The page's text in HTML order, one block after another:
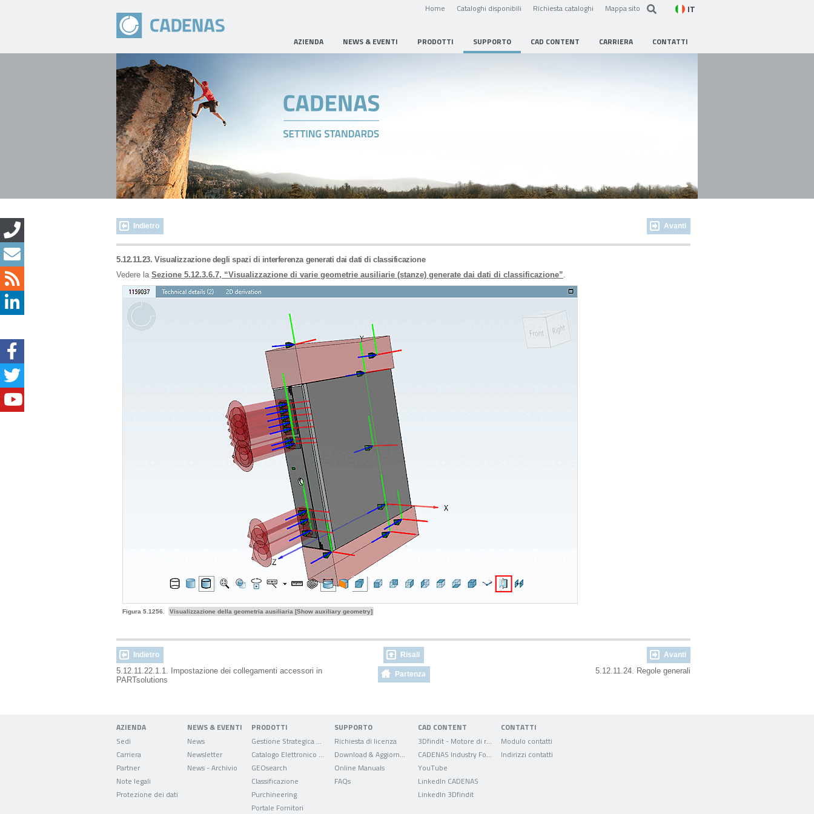
Home Cataloghi disponibili Richiesta cataloghi Mappa sito IT
AZIENDA NEWS & EVENTI PRODOTTI SUPPORTO CAD CONTENT CARRIERA CONTATTI
Indietro Avanti
5.12.11.23. Visualizzazione degli spazi di interferenza generati dai dati di classificazione
Vedere la Sezione 5.12.3.6.7, “Visualizzazione di varie geometrie ausiliarie (stanze) generate dai dati di classificazione”.
Figura 5.1256. Visualizzazione della geometria ausiliaria [Show auxiliary geometry]
Indietro Risali Avanti
5.12.11.22.1.1. Impostazione dei collegamenti accessori in
PARTsolutions
Partenza 5.12.11.24. Regole generali
AZIENDA
Sedi
Carriera
Partner
Note legali
Protezione dei dati
NEWS & EVENTI
News
Newsletter
News - Archivio
PRODOTTI
GEOsearch
Classificazione
Purchineering
Portale Fornitori
SUPPORTO
Richiesta di licenza
Online Manuals
FAQs
CAD CONTENT
3Dfindit - Motore di ricerca per dati CAD
YouTube
LinkedIn CADENAS
LinkedIn 3Dfindit
CONTATTI
Modulo contatti
Indirizzi contatti